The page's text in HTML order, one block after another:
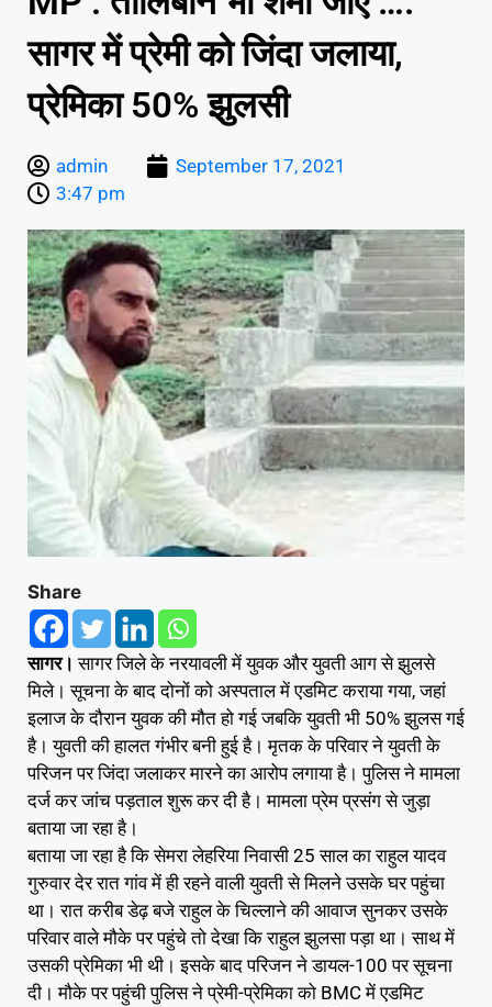
सागर में प्रेमी को जिंदा जलाया,
प्रेमिका 50% झुलसी
admin
September 17, 2021
3:47 pm
Share
सागर। सागर जिले के नरयावली में युवक और युवती आग से झुलसे
मिले। सूचना के बाद दोनों को अस्पताल में एडमिट कराया गया, जहां
इलाज के दौरान युवक की मौत हो गई जबकि युवती भी 50% झुलस गई
है। युवती की हालत गंभीर बनी हुई है। मृतक के परिवार ने युवती के
परिजन पर जिंदा जलाकर मारने का आरोप लगाया है। पुलिस ने मामला
दर्ज कर जांच पड़ताल शुरू कर दी है। मामला प्रेम प्रसंग से जुड़ा
बताया जा रहा है।
बताया जा रहा है कि सेमरा लेहरिया निवासी 25 साल का राहुल यादव
गुरुवार देर रात गांव में ही रहने वाली युवती से मिलने उसके घर पहुंचा
था। रात करीब डेढ़ बजे राहुल के चिल्लाने की आवाज सुनकर उसके
परिवार वाले मौके पर पहुंचे तो देखा कि राहुल झुलसा पड़ा था। साथ में
उसकी प्रेमिका भी थी। इसके बाद परिजन ने डायल-100 पर सूचना
दी। मौके पर पहुंची पुलिस ने प्रेमी-प्रेमिका को BMC में एडमिट